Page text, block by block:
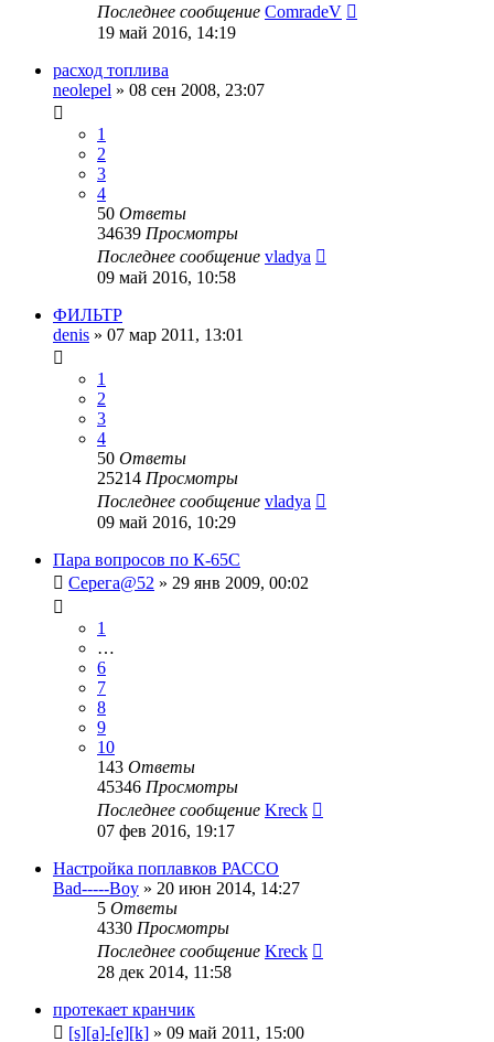
Последнее сообщение ComradeV
19 май 2016, 14:19
расход топлива
neolepel » 08 сен 2008, 23:07
1
2
3
4
50 Ответы
34639 Просмотры
Последнее сообщение vladya
09 май 2016, 10:58
ФИЛЬТР
denis » 07 мар 2011, 13:01
1
2
3
4
50 Ответы
25214 Просмотры
Последнее сообщение vladya
09 май 2016, 10:29
Пара вопросов по К-65С
Серега@52 » 29 янв 2009, 00:02
1
…
6
7
8
9
10
143 Ответы
45346 Просмотры
Последнее сообщение Kreck
07 фев 2016, 19:17
Настройка поплавков РАССО
Bad-----Boy » 20 июн 2014, 14:27
5 Ответы
4330 Просмотры
Последнее сообщение Kreck
28 дек 2014, 11:58
протекает кранчик
[s][a]-[e][k] » 09 май 2011, 15:00